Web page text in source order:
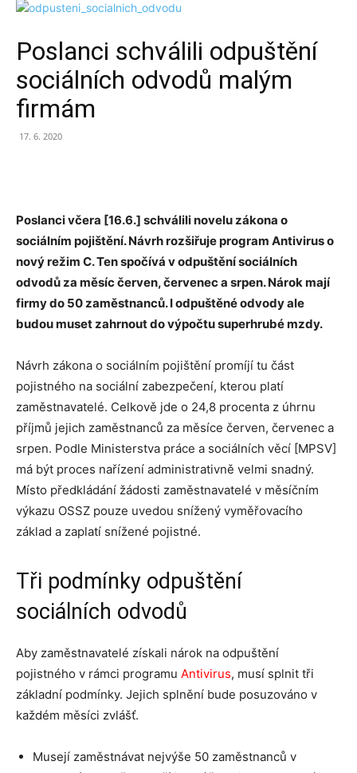
Poslanci schválili odpuštění
sociálních odvodů malým
firmám
17. 6. 2020
Poslanci včera [16.6.] schválili novelu zákona o
sociálním pojištění. Návrh rozšiřuje program Antivirus o
nový režim C. Ten spočívá v odpuštění sociálních
odvodů za měsíc červen, červenec a srpen. Nárok mají
firmy do 50 zaměstnanců. I odpuštěné odvody ale
budou muset zahrnout do výpočtu superhrubé mzdy.
Návrh zákona o sociálním pojištění promíjí tu část
pojistného na sociální zabezpečení, kterou platí
zaměstnavatelé. Celkově jde o 24,8 procenta z úhrnu
příjmů jejich zaměstnanců za měsíce červen, červenec a
srpen. Podle Ministerstva práce a sociálních věcí [MPSV]
má být proces nařízení administrativně velmi snadný.
Místo předkládání žádosti zaměstnavatelé v měsíčním
výkazu OSSZ pouze uvedou snížený vyměřovacího
základ a zaplatí snížené pojistné.
Tři podmínky odpuštění
sociálních odvodů
Aby zaměstnavatelé získali nárok na odpuštění
pojistného v rámci programu Antivirus, musí splnit tři
základní podmínky. Jejich splnění bude posuzováno v
každém měsíci zvlášť.
Musejí zaměstnávat nejvýše 50 zaměstnanců v